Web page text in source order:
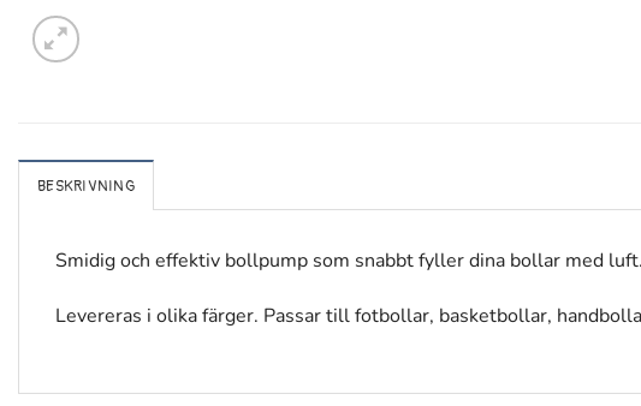
BESKRIVNING
Smidig och effektiv bollpump som snabbt fyller dina bollar med
Levereras i olika färger. Passar till fotbollar, basketbollar,